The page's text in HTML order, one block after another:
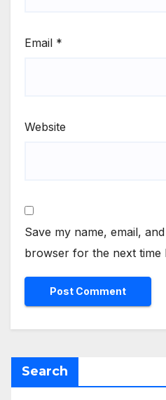
Email *
Website
Save my name, email,
browser for the next time
Search